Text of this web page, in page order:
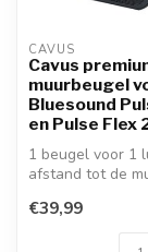
CAVUS
Cavus
muurbeugel
Bluesound
en Pulse Flex
1 beugel voor 1
afstand tot de
60° draaibare en
€39,99